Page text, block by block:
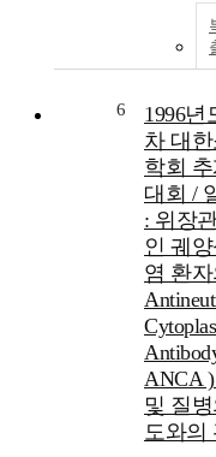
6
1996년
차 대
학회
대회 /
: 위장
인 궤
염 환
ANCA
및 질
도와의